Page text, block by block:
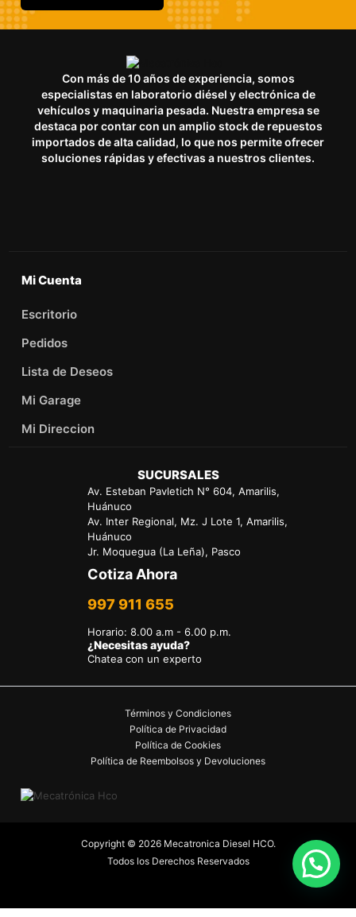
Con más de 10 años de experiencia, somos
especialistas en laboratorio diésel y electrónica de
vehículos y maquinaria pesada. Nuestra empresa se
destaca por contar con un amplio stock de repuestos
importados de alta calidad, lo que nos permite ofrecer
soluciones rápidas y efectivas a nuestros clientes.
Mi Cuenta
Escritorio
Pedidos
Lista de Deseos
Mi Garage
Mi Direccion
SUCURSALES
Av. Esteban Pavletich N° 604, Amarilis,
Huánuco
Av. Inter Regional, Mz. J Lote 1, Amarilis,
Huánuco
Jr. Moquegua (La Leña), Pasco
Cotiza Ahora
997 911 655
Horario:8.00 a.m - 6.00 p.m.
¿Necesitas ayuda?
Chatea con un experto
Términos y Condiciones
Política de Privacidad
Política de Cookies
Política de Reembolsos y Devoluciones
Copyright © 2026 Mecatronica Diesel HCO.
Todos los Derechos Reservados